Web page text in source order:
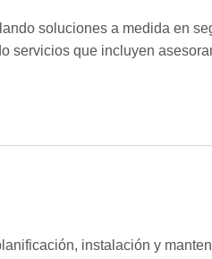
soluciones a medida en
servicios que incluyen
instalación y